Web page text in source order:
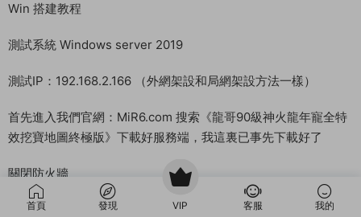
Win 搭建教程
測試系統 Windows server 2019
測試IP：192.168.2.166 （外網架設和局網架設方法一樣）
首先進入我們官網：MiR6.com 搜索《龍哥90級神火龍年寵全特
效挖寶地圖終極版》下載好服務端，我這裏已事先下載好了
關閉防火牆
關閉系統自帶的殺毒
首頁 發現 VIP 客服 我的